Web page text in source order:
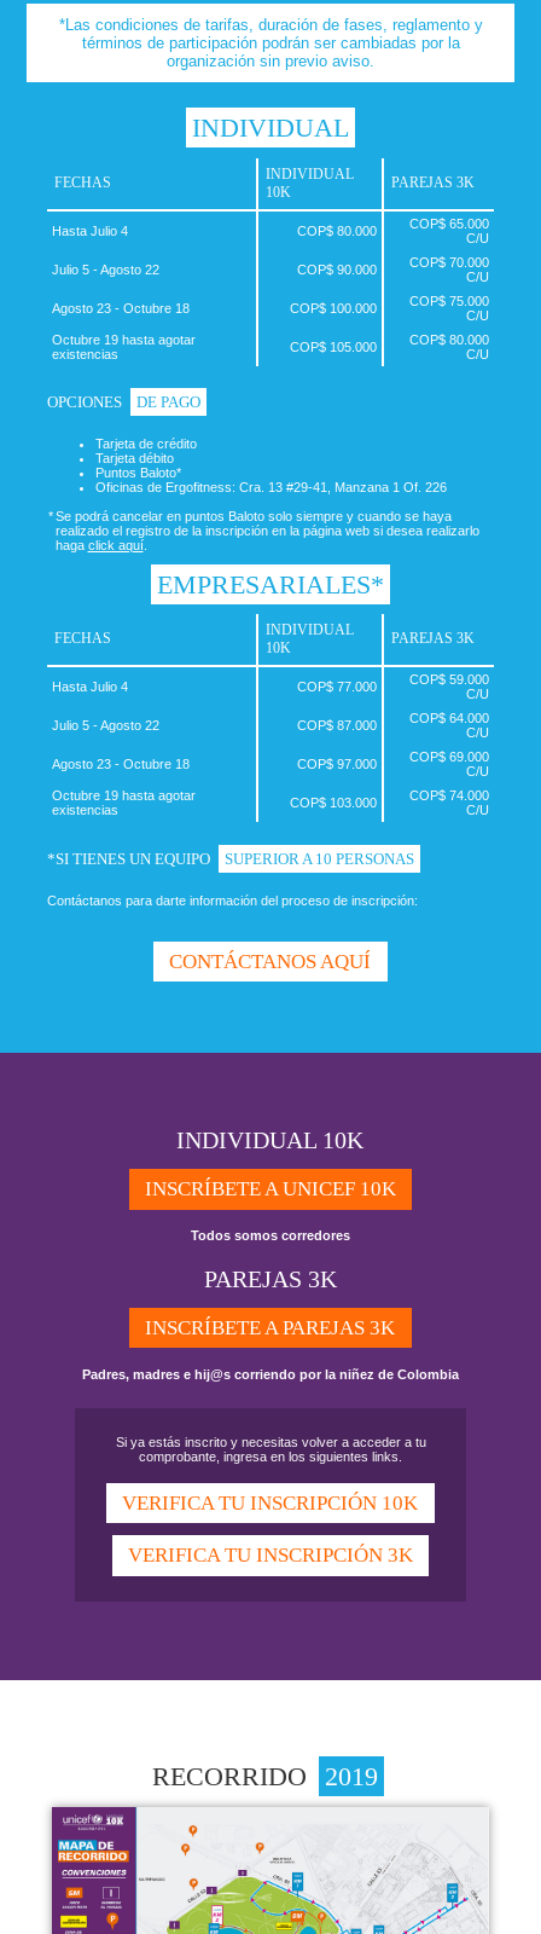
*Las condiciones de tarifas, duración de fases, reglamento y
términos de participación podrán ser cambiadas por la
organización sin previo aviso.
INDIVIDUAL
FECHAS
INDIVIDUAL
10K
PAREJAS 3K
Hasta Julio 4 COP$ 80.000
COP$ 65.000
C/U
Julio 5 - Agosto 22 COP$ 90.000
COP$ 70.000
C/U
Agosto 23 - Octubre 18 COP$ 100.000
COP$ 75.000
C/U
Octubre 19 hasta agotar
existencias
COP$ 105.000
COP$ 80.000
C/U
OPCIONES DE PAGO
Tarjeta de crédito
Tarjeta débito
Puntos Baloto*
Oficinas de Ergofitness: Cra. 13 #29-41, Manzana 1 Of. 226
* Se podrá cancelar en puntos Baloto solo siempre y cuando se haya
realizado el registro de la inscripción en la página web si desea realizarlo
haga click aquí
EMPRESARIALES*
FECHAS
INDIVIDUAL
10K
PAREJAS 3K
Hasta Julio 4 COP$ 77.000
COP$ 59.000
C/U
Julio 5 - Agosto 22 COP$ 87.000
COP$ 64.000
C/U
Agosto 23 - Octubre 18 COP$ 97.000
COP$ 69.000
C/U
Octubre 19 hasta agotar
existencias
COP$ 103.000
COP$ 74.000
C/U
*SI TIENES UN EQUIPO SUPERIOR A 10 PERSONAS
Contáctanos para darte información del proceso de inscripción:
CONTÁCTANOS AQUÍ
INDIVIDUAL 10K
INSCRÍBETE A UNICEF 10K
Todos somos corredores
PAREJAS 3K
INSCRÍBETE A PAREJAS 3K
Padres, madres e hij@s corriendo por la niñez de Colombia
Si ya estás inscrito y necesitas volver a acceder a tu
comprobante, ingresa en los siguientes links.
VERIFICA TU INSCRIPCIÓN 10K
VERIFICA TU INSCRIPCIÓN 3K
RECORRIDO 2019